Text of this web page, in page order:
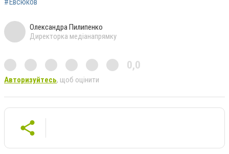
#Евсюков
Олександра Пилипенко
Директорка медіанапрямку
0,0
Авторизуйтесь, щоб оцінити